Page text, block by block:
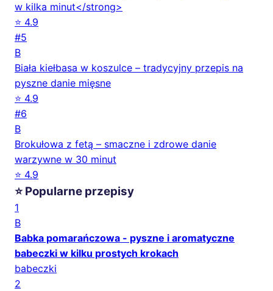
w kilka minut</strong>
⭐ 4.9
#5
B
Biała kiełbasa w koszulce – tradycyjny przepis na
pyszne danie mięsne
⭐ 4.9
#6
B
Brokułowa z fetą – smaczne i zdrowe danie
warzywne w 30 minut
⭐ 4.9
⭐ Popularne przepisy
1
B
Babka pomarańczowa - pyszne i aromatyczne
babeczki w kilku prostych krokach
babeczki
2